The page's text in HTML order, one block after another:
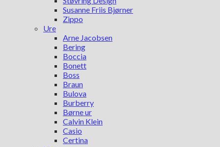
Susanne Friis Bjørner
Zippo
Ure
Arne Jacobsen
Bering
Boccia
Bonett
Boss
Braun
Bulova
Burberry
Børne ur
Calvin Klein
Casio
Certina